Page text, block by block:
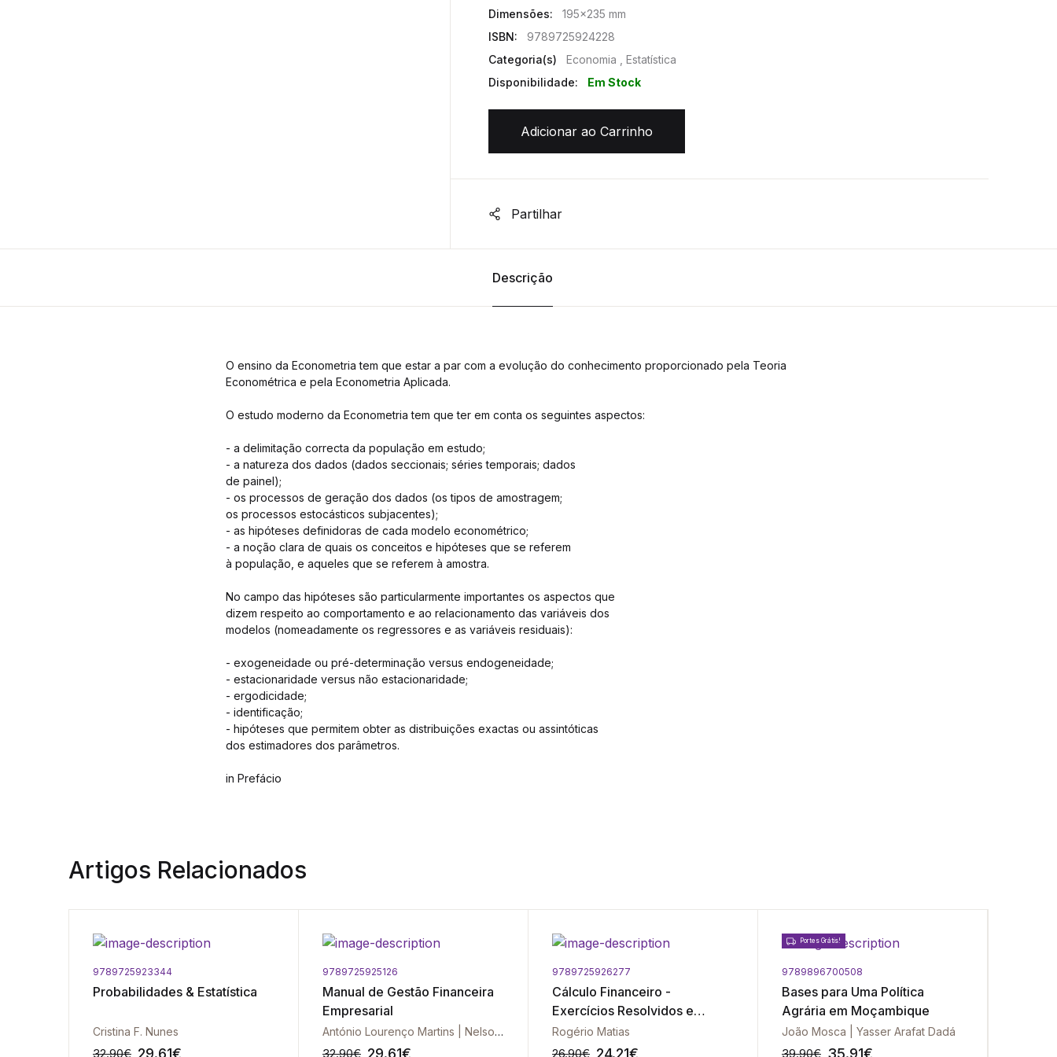
Dimensões:
195x235 mm
ISBN:
9789725924228
Categoria(s)
Economia , Estatística
Disponibilidade:
Em Stock
Adicionar ao Carrinho
Partilhar
Descrição
O ensino da Econometria tem que estar a par com a evolução do conhecimento proporcionado pela Teoria
Econométrica e pela Econometria Aplicada.
O estudo moderno da Econometria tem que ter em conta os seguintes aspectos:
- a delimitação correcta da população em estudo;
- a natureza dos dados (dados seccionais; séries temporais; dados
de painel);
- os processos de geração dos dados (os tipos de amostragem;
os processos estocásticos subjacentes);
- as hipóteses definidoras de cada modelo econométrico;
- a noção clara de quais os conceitos e hipóteses que se referem
à população, e aqueles que se referem à amostra.
No campo das hipóteses são particularmente importantes os aspectos que
dizem respeito ao comportamento e ao relacionamento das variáveis dos
modelos (nomeadamente os regressores e as variáveis residuais):
- exogeneidade ou pré-determinação versus endogeneidade;
- estacionaridade versus não estacionaridade;
- ergodicidade;
- identificação;
- hipóteses que permitem obter as distribuições exactas ou assintóticas
dos estimadores dos parâmetros.
in Prefácio
Artigos Relacionados
9789725923344
Probabilidades & Estatística
Cristina F. Nunes
32.90€
9789725925126
Manual de Gestão Financeira
Empresarial
António Lourenço Martins | Nelson Macedo da Cruz | Mário Augusto | Patrícia Pereira Silva | Paulo Gama Gonçalves
32.90€
9789725926277
Cálculo Financeiro -
Exercícios Resolvidos e
Explicados - Vol. II - 3ª Edição
Rogério Matias
26.90€
Portes Grátis!
9789896700508
Bases para Uma Política
Agrária em Moçambique
João Mosca | Yasser Arafat Dadá
39.90€